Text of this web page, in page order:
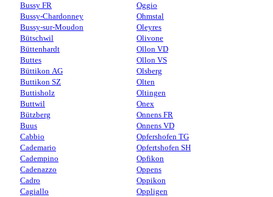
Bussy FR
Bussy-Chardonney
Bussy-sur-Moudon
Bütschwil
Büttenhardt
Buttes
Büttikon AG
Buttikon SZ
Buttisholz
Buttwil
Bützberg
Buus
Cabbio
Cademario
Cadempino
Cadenazzo
Cadro
Cagiallo
Oggio
Ohmstal
Oleyres
Olivone
Ollon VD
Ollon VS
Olsberg
Olten
Oltingen
Onex
Onnens FR
Onnens VD
Opfershofen TG
Opfertshofen SH
Opfikon
Oppens
Oppikon
Oppligen